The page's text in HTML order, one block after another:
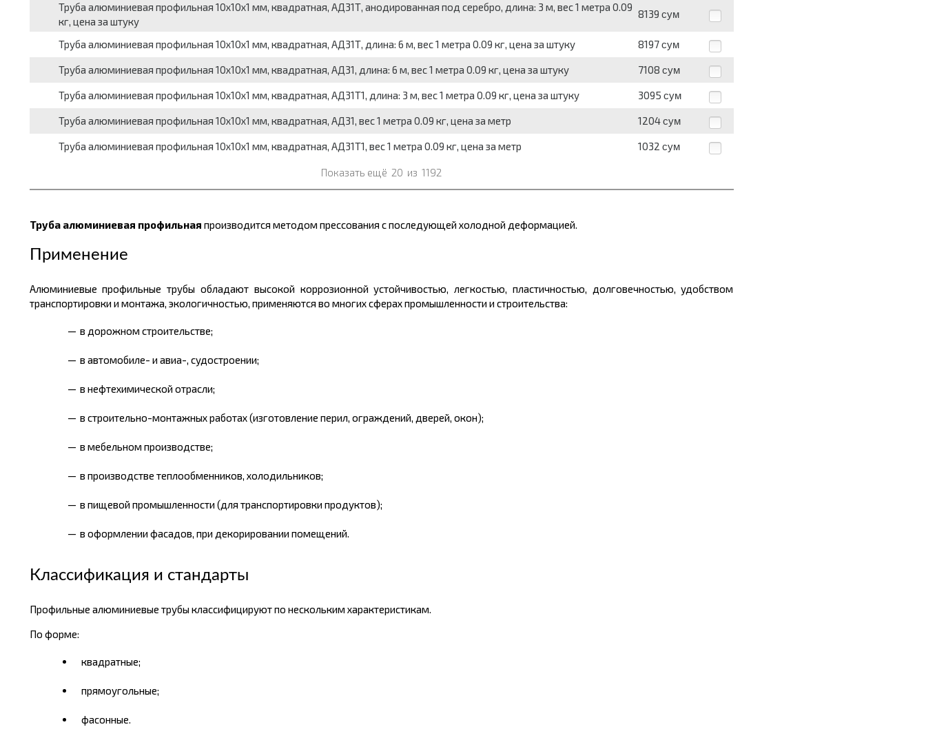
Труба алюминиевая профильная 10x10x1 мм, квадратная, АД31Т, анодированная под серебро, длина: 3 м, вес 1 метра 0.09
кг, цена за штуку
8139 сум
Труба алюминиевая профильная 10x10x1 мм, квадратная, АД31Т, длина: 6 м, вес 1 метра 0.09 кг, цена за штуку 8197 сум
Труба алюминиевая профильная 10x10x1 мм, квадратная, АД31, длина: 6 м, вес 1 метра 0.09 кг, цена за штуку 7108 сум
Труба алюминиевая профильная 10x10x1 мм, квадратная, АД31Т1, длина: 3 м, вес 1 метра 0.09 кг, цена за штуку 3095 сум
Труба алюминиевая профильная 10x10x1 мм, квадратная, АД31, вес 1 метра 0.09 кг, цена за метр 1204 сум
Труба алюминиевая профильная 10x10x1 мм, квадратная, АД31Т1, вес 1 метра 0.09 кг, цена за метр 1032 сум
Показать ещё 20 из 1192
Труба алюминиевая профильная производится методом прессования с последующей холодной деформацией.
Применение
Алюминиевые профильные трубы обладают высокой коррозионной устойчивостью, легкостью, пластичностью, долговечностью, удобством
транспортировки и монтажа, экологичностью, применяются во многих сферах промышленности и строительства:
в дорожном строительстве;
в автомобиле- и авиа-, судостроении;
в нефтехимической отрасли;
в строительно-монтажных работах (изготовление перил, ограждений, дверей, окон);
в мебельном производстве;
в производстве теплообменников, холодильников;
в пищевой промышленности (для транспортировки продуктов);
в оформлении фасадов, при декорировании помещений.
Классификация и стандарты
Профильные алюминиевые трубы классифицируют по нескольким характеристикам.
По форме:
квадратные;
прямоугольные;
фасонные.